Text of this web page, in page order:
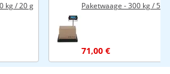
kg / 20 g
Paketwaage - 300 kg / 50 g
71,00 €